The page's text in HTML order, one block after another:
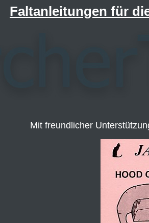
Faltanleitungen für
Mit freundlicher